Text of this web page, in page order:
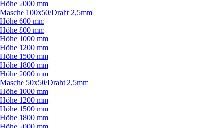
Höhe 2000 mm
Masche 100x50/Draht 2,5mm
Höhe 600 mm
Höhe 800 mm
Höhe 1000 mm
Höhe 1200 mm
Höhe 1500 mm
Höhe 1800 mm
Höhe 2000 mm
Masche 50x50/Draht 2,5mm
Höhe 1000 mm
Höhe 1200 mm
Höhe 1500 mm
Höhe 1800 mm
Höhe 2000 mm